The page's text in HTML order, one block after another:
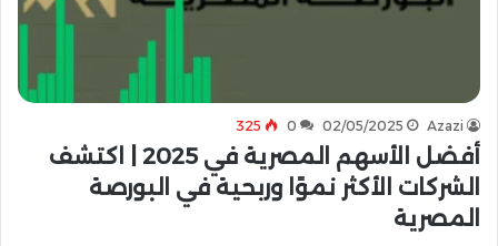
Azazi
02/05/2025
0
325
أفضل الأسهم المصرية في 2025 | اكتشف
الشركات الأكثر نموًا وربحية في البورصة
المصرية